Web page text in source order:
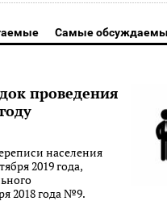
Самые
проведения
населения
2019 года,
2018 года №9.